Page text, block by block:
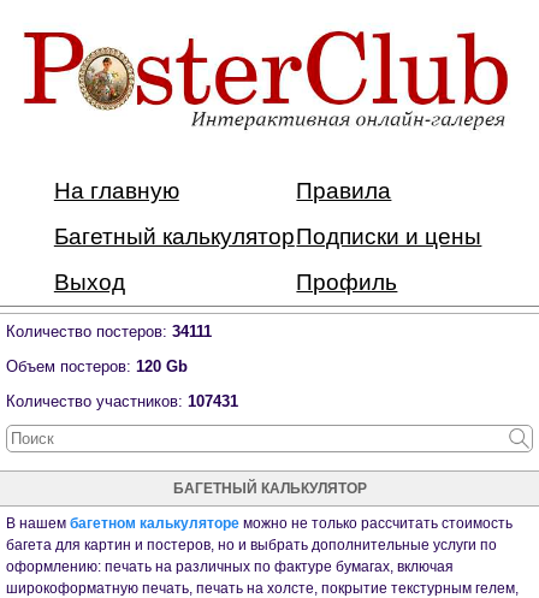
На главную
Правила
Багетный калькуляторПодписки и цены
Выход
Профиль
Количество постеров: 34111
Объем постеров: 120 Gb
Количество участников: 107431
БАГЕТНЫЙ КАЛЬКУЛЯТОР
В нашем багетном калькуляторе можно не только рассчитать стоимость
багета для картин и постеров, но и выбрать дополнительные услуги по
оформлению: печать на различных по фактуре бумагах, включая
широкоформатную печать, печать на холсте, покрытие текстурным гелем,